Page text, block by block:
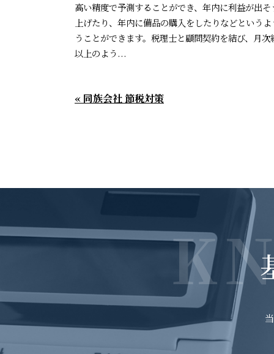
高い精度で予測することができ、年内に利益が出
上げたり、年内に備品の購入をしたりなどという
うことができます。税理士と顧問契約を結び、月
以上のよう...
« 同族会社 節税対策